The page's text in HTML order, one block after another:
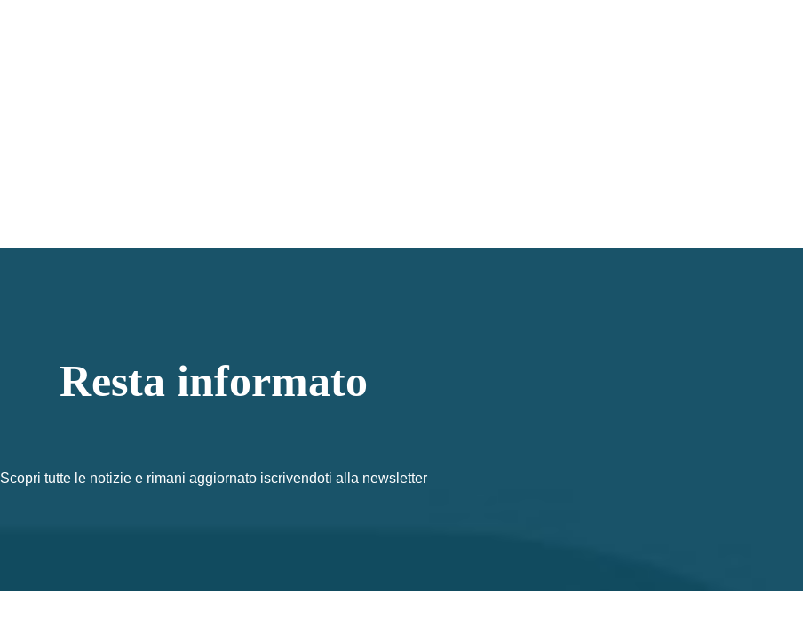
Resta informato
Scopri tutte le notizie e rimani aggiornato iscrivendoti alla newsletter